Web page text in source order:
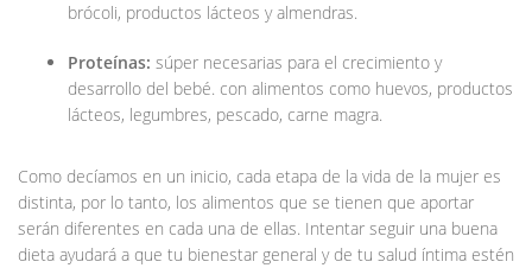
brócoli, productos lácteos y almendras.
Proteínas: súper necesarias para el crecimiento y
desarrollo del bebé. con alimentos como huevos, productos
lácteos, legumbres, pescado, carne magra.
Como decíamos en un inicio, cada etapa de la vida de la mujer es
distinta, por lo tanto, los alimentos que se tienen que aportar
serán diferentes en cada una de ellas. Intentar seguir una buena
dieta ayudará a que tu bienestar general y de tu salud íntima estén